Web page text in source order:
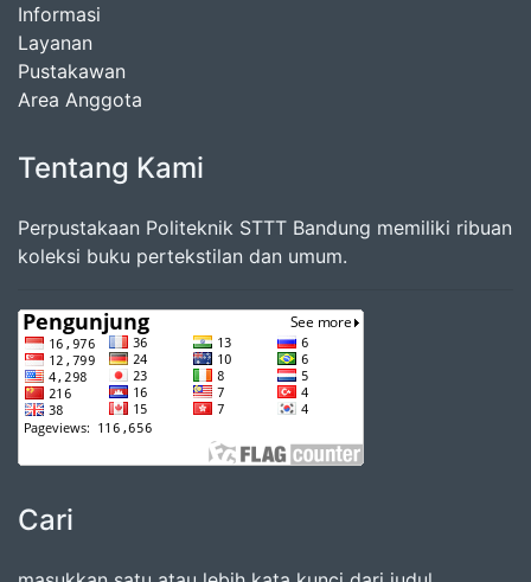
Informasi
Layanan
Pustakawan
Area Anggota
Tentang Kami
Perpustakaan Politeknik STTT Bandung memiliki ribuan
koleksi buku pertekstilan dan umum.
Cari